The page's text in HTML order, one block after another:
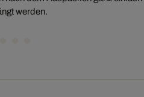
werden.